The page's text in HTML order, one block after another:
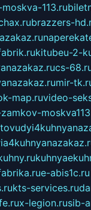
113.ru
brazzers-
kitubeu-2-
cs-
mir-
map.ruvideo-
e-abis1c.ru
kts-services.ru
x-legion.rusib-